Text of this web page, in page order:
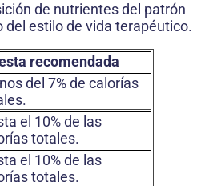
de nutrientes del patrón
estilo de vida terapéutico.
recomendada
del 7% de calorías
el 10% de las
totales.
el 10% de las
totales.